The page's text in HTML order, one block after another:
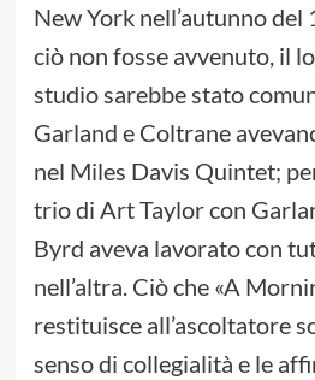
New York nell’autunno del
ciò non fosse avvenuto, il
studio sarebbe stato
Garland e Coltrane
nel Miles Davis Quintet;
trio di Art Taylor con
Byrd aveva lavorato con
nell’altra. Ciò che «A
restituisce all’ascoltatore
senso di collegialità e le